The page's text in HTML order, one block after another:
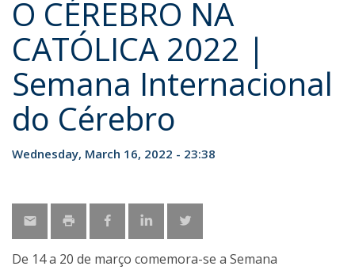
O CÉREBRO NA
CATÓLICA 2022 |
Semana Internacional
do Cérebro
Wednesday, March 16, 2022 - 23:38
De 14 a 20 de março comemora-se a Semana